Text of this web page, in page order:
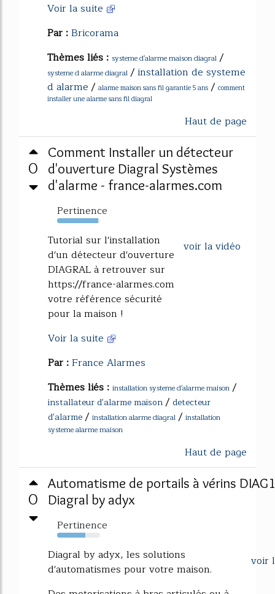
Voir la suite
Par :Bricorama
Thèmes liés : systeme d'alarme maison diagral /
systeme d alarme diagral /installation de systeme
d alarme/ alarme maison sans fil garantie 5 ans / comment
installer une alarme sans fil diagral
Haut de page
0
Comment Installer un détecteur
d'ouverture Diagral Systèmes
d'alarme - france-alarmes.com
Pertinence
95%
voir la vidéo
Tutorial sur l'installation
d'un détecteur d'ouverture
DIAGRAL à retrouver sur
https://france-alarmes.com
votre référence sécurité
pour la maison !
Voir la suite
Par :France Alarmes
Thèmes liés : installation systeme d'alarme maison /
installateur d'alarme maison/ detecteur
d'alarme/ installation alarme diagral / installation
systeme alarme maison
Haut de page
0
Automatisme de portails à vérins
Diagral by adyx
Pertinence
65%
voir
Diagral by adyx, les solutions
d'automatismes pour votre maison.